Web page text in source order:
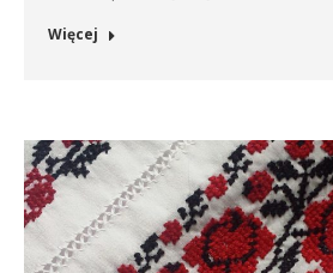
Więcej